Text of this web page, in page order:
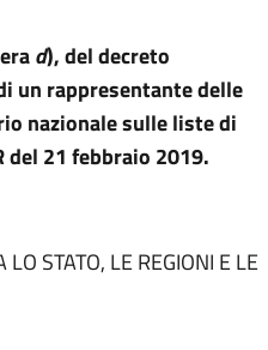
d), del decreto
un rappresentante delle
nazionale sulle liste di
del 21 febbraio 2019.
STATO, LE REGIONI E LE